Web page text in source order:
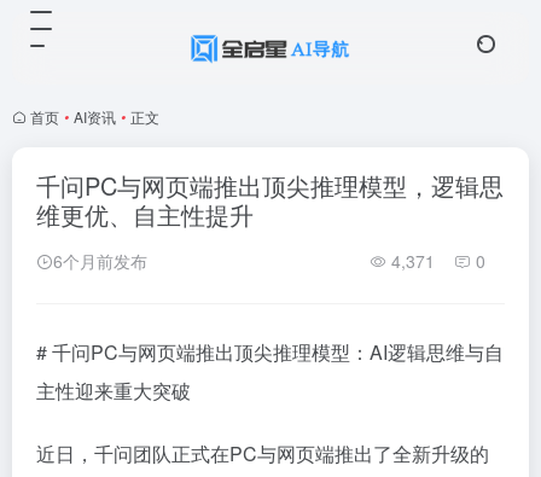
首页 • AI资讯 • 正文
千问PC与网页端推出顶尖推理模型，逻辑思
维更优、自主性提升
6个月前发布 4,371 0
# 千问PC与网页端推出顶尖推理模型：AI逻辑思维与自
主性迎来重大突破
近日，千问团队正式在PC与网页端推出了全新升级的